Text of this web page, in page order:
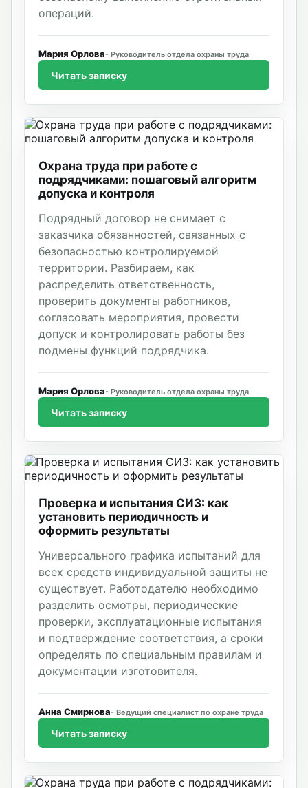
операций.
Мария Орлова Руководитель отдела охраны труда
Читать записку
Охрана труда при работе с
подрядчиками: пошаговый алгоритм
допуска и контроля
Подрядный договор не снимает с
заказчика обязанностей, связанных с
безопасностью контролируемой
территории. Разбираем, как
распределить ответственность,
проверить документы работников,
согласовать мероприятия, провести
допуск и контролировать работы без
подмены функций подрядчика.
Мария Орлова Руководитель отдела охраны труда
Читать записку
Проверка и испытания СИЗ: как
установить периодичность и
оформить результаты
Универсального графика испытаний для
всех средств индивидуальной защиты не
существует. Работодателю необходимо
разделить осмотры, периодические
проверки, эксплуатационные испытания
и подтверждение соответствия, а сроки
определять по специальным правилам и
документации изготовителя.
Анна Смирнова Ведущий специалист по охране труда
Читать записку